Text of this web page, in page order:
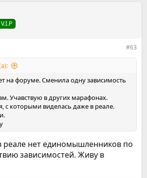
V.I.P
#63
на форуме. Сменила одну зависимость
Учавствую в других марафонах.
с которыми виделась даже в реале.
реале нет единомышленников по
зависимостей. Живу в